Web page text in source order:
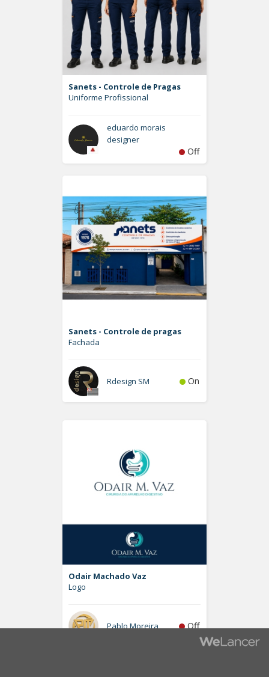
Sanets - Controle de Pragas
Uniforme Profissional
eduardo morais
designer
Off
Sanets - Controle de pragas
Fachada
Rdesign SM On
Odair Machado Vaz
Logo
Pablo Moreira Off